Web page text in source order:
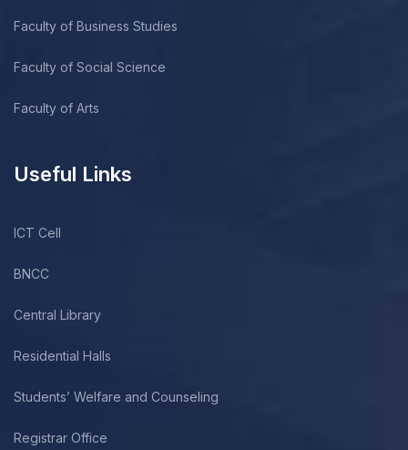
Faculty of Business Studies
Faculty of Social Science
Faculty of Arts
Useful Links
ICT Cell
BNCC
Central Library
Residential Halls
Students’ Welfare and Counseling
Registrar Office